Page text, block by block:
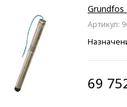
Артикул:
69